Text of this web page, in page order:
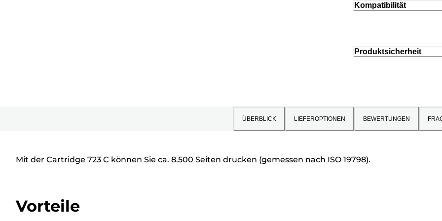
Kompatibilität
Produktsicherheit
ÜBERBLICK LIEFEROPTIONEN BEWERTUNGEN
Mit der Cartridge 723 C können Sie ca. 8.500 Seiten drucken (gemessen nach ISO 19798).
Vorteile